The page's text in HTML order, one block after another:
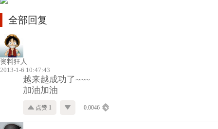
全部回复
资料狂人
2013-1-6 10:47:43
越来越成功了~~~
加油加油
点赞 1 0.0046